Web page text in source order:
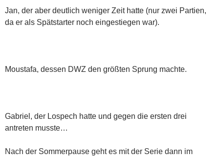
Jan, der aber deutlich weniger Zeit hatte (nur zwei Partien,
da er als Spätstarter noch eingestiegen war).
Moustafa, dessen DWZ den größten Sprung machte.
Gabriel, der Lospech hatte und gegen die ersten drei
antreten musste…
Nach der Sommerpause geht es mit der Serie dann im